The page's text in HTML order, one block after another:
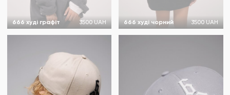
666 худі графіт 3500 UAH 666 худі чорний 3500 UAH